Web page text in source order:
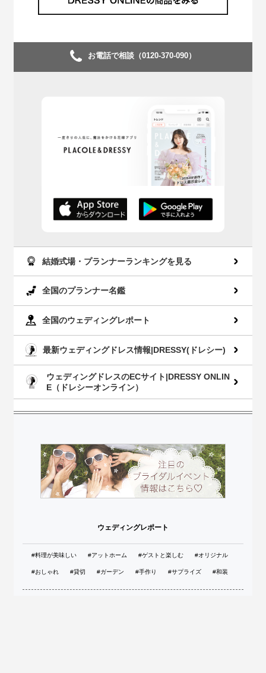
お電話で相談（0120-370-090）
結婚式場・プランナーランキングを見る
全国のプランナー名鑑
全国のウェディングレポート
最新ウェディングドレス情報|DRESSY(ドレシー)
ウェディングドレスのECサイト|DRESSY ONLIN
E（ドレシーオンライン）
ウェディングレポート
#料理が美味しい #アットホーム #ゲストと楽しむ #オリジナル
#おしゃれ #貸切 #ガーデン #手作り #サプライズ #和装